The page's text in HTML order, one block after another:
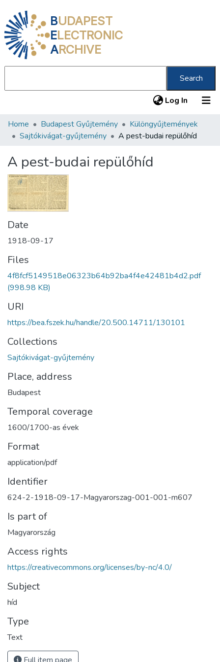
BUDAPEST
ELECTRONIC
ARCHIVE
Search
Log In (current)
Communities & Collections
Statistics
About us
Home Budapest Gyűjtemény
Különgyűjtemények
Sajtókivágat-gyűjtemény
A pest-budai repülőhíd
A pest-budai repülőhíd
Date
1918-09-17
Files
4f8fcf5149518e06323b64b92ba4f4e42481b4d2.pdf
(998.98 KB)
URI
https://bea.fszek.hu/handle/20.500.14711/130101
Collections
Sajtókivágat-gyűjtemény
Place, address
Budapest
Temporal coverage
1600/1700-as évek
Format
application/pdf
Identifier
624-2-1918-09-17-Magyarorszag-001-001-m607
Is part of
Magyarország
Access rights
https://creativecommons.org/licenses/by-nc/4.0/
Subject
híd
Type
Text